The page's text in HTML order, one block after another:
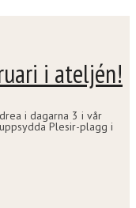
i ateljén!
i dagarna 3 i vår
Plesir-plagg i